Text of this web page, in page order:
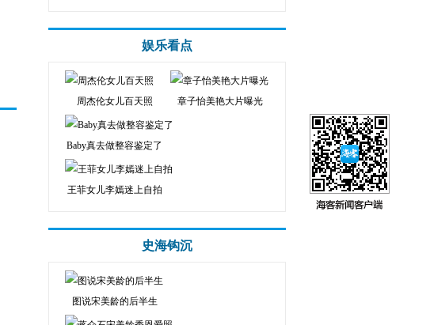
娱乐看点
周杰伦女儿百天照 章子怡美艳大片曝光
Baby真去做整容鉴定了
王菲女儿李嫣迷上自拍
史海钩沉
图说宋美龄的后半生